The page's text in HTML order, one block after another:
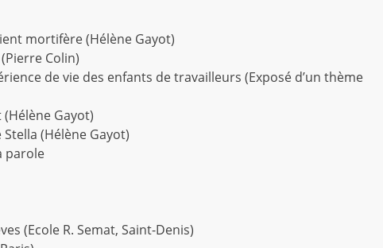
mortifère (Hélène Gayot)
Colin)
de vie des enfants de travailleurs (Exposé d’un thème
Gayot)
(Hélène Gayot)
parole
(Ecole R. Semat, Saint-Denis)